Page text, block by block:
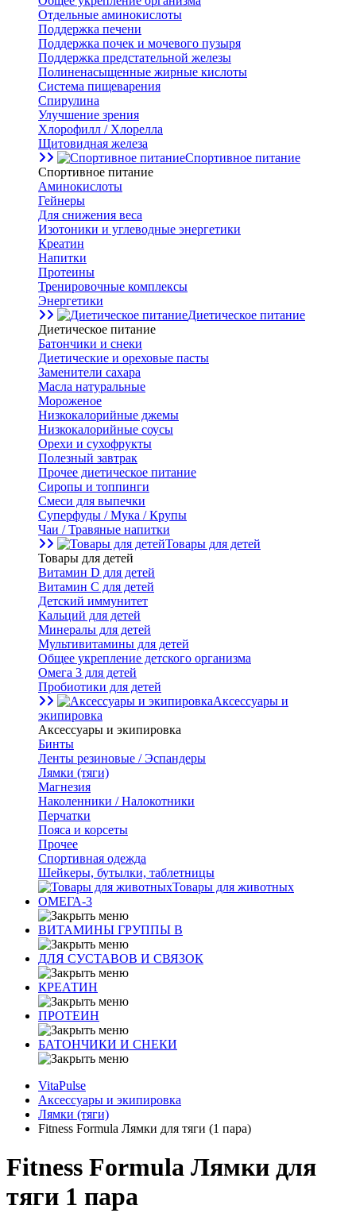
Отдельные аминокислоты
Поддержка печени
Поддержка почек и мочевого пузыря
Поддержка предстательной железы
Полиненасыщенные жирные кислоты
Система пищеварения
Спирулина
Улучшение зрения
Хлорофилл / Хлорелла
Щитовидная железа
Спортивное питание
Спортивное питание
Аминокислоты
Гейнеры
Для снижения веса
Изотоники и углеводные энергетики
Креатин
Напитки
Протеины
Тренировочные комплексы
Энергетики
Диетическое питание
Диетическое питание
Батончики и снеки
Диетические и ореховые пасты
Заменители сахара
Масла натуральные
Мороженое
Низкокалорийные джемы
Низкокалорийные соусы
Орехи и сухофрукты
Полезный завтрак
Прочее диетическое питание
Сиропы и топпинги
Смеси для выпечки
Суперфуды / Мука / Крупы
Чаи / Травяные напитки
Товары для детей
Товары для детей
Витамин D для детей
Витамин С для детей
Детский иммунитет
Кальций для детей
Минералы для детей
Мультивитамины для детей
Общее укрепление детского организма
Омега 3 для детей
Пробиотики для детей
Аксессуары и
экипировка
Аксессуары и экипировка
Бинты
Ленты резиновые / Эспандеры
Лямки (тяги)
Магнезия
Наколенники / Налокотники
Перчатки
Пояса и корсеты
Прочее
Спортивная одежда
Шейкеры, бутылки, таблетницы
Товары для животных
ОМЕГА-3
ВИТАМИНЫ ГРУППЫ В
ДЛЯ СУСТАВОВ И СВЯЗОК
КРЕАТИН
ПРОТЕИН
БАТОНЧИКИ И СНЕКИ
VitaPulse
Аксессуары и экипировка
Лямки (тяги)
Fitness Formula Лямки для тяги (1 пара)
Fitness Formula Лямки для
тяги 1 пара